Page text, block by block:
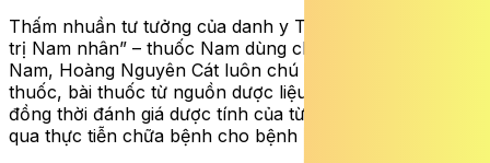
Thấm nhuần tư tưởng của danh y Tuệ Tĩnh: “Nam dược
trị Nam nhân” – thuốc Nam dùng chữa bệnh cho người
Nam, Hoàng Nguyên Cát luôn chú trọng tìm hiểu các vị
thuốc, bài thuốc từ nguồn dược liệu ở nhiều vùng miền,
đồng thời đánh giá dược tính của từng vị thuốc thông
qua thực tiễn chữa bệnh cho bệnh nhân.